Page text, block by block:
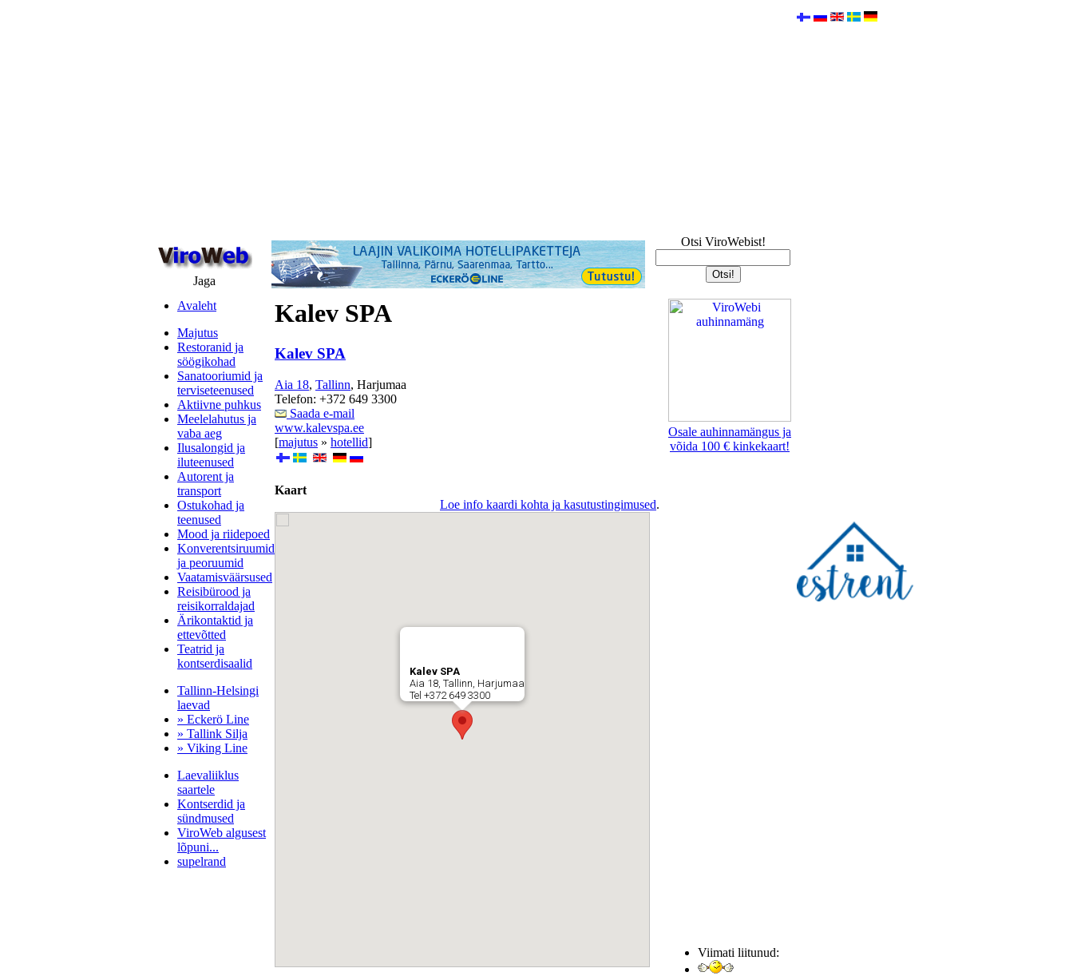
Jaga
Otsi ViroWebist!
Avaleht
Majutus
Restoranid ja
söögikohad
Sanatooriumid ja
terviseteenused
Aktiivne puhkus
Meelelahutus ja
vaba aeg
Ilusalongid ja
iluteenused
Autorent ja
transport
Ostukohad ja
teenused
Mood ja riidepoed
Konverentsiruumid
ja peoruumid
Vaatamisväärsused
Reisibürood ja
reisikorraldajad
Ärikontaktid ja
ettevõtted
Teatrid ja
kontserdisaalid
Tallinn-Helsingi
laevad
» Eckerö Line
» Tallink Silja
» Viking Line
Laevaliiklus
saartele
Kontserdid ja
sündmused
ViroWeb algusest
lõpuni...
supelrand
Kalev SPA
Kalev SPA
Aia 18, Tallinn, Harjumaa
Telefon: +372 649 3300
Saada e-mail
www.kalevspa.ee
[majutus » hotellid]
Kaart
Loe info kaardi kohta ja kasutustingimused.
Kalev SPA
Aia 18, Tallinn, Harjumaa
Tel +372 649 3300
Osale auhinnamängus ja
võida 100 € kinkekaart!
Viimati liitunud: